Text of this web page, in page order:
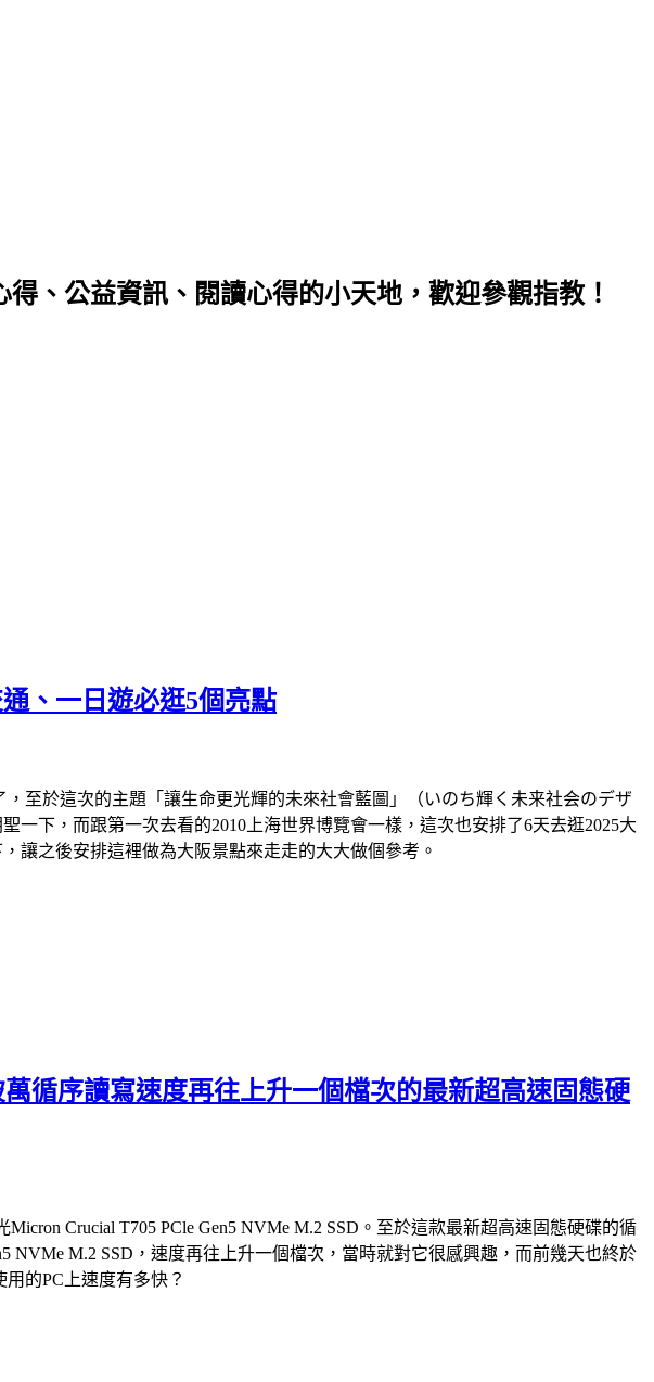
、公益資訊、閱讀心得的小天地，歡迎參觀指教！
、一日遊必逛5個亮點
至於這次的主題「讓生命更光輝的未來社會藍圖」（いのち輝く未来社会のデザ
下，而跟第一次去看的2010上海世界博覽會一樣，這次也安排了6天去逛2025大
讓之後安排這裡做為大阪景點來走走的大大做個參考。
循序讀寫速度再往上升一個檔次的最新超高速固態硬
Crucial T705 PCle Gen5 NVMe M.2 SSD。至於這款最新超高速固態硬碟的循
NVMe M.2 SSD，速度再往上升一個檔次，當時就對它很感興趣，而前幾天也終於
的PC上速度有多快？